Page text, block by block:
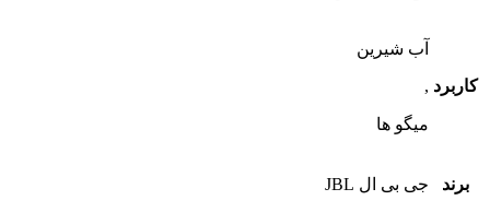
کاربرد
آب شیرین
,
میگو ها
برند جی بی ال JBL